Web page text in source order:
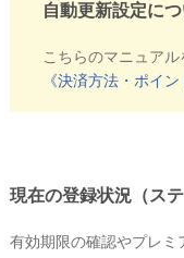
自動更新設定に
こちらのマニュアル
《決済方法・ポイ
現在の登録状況（ス
有効期限の確認やプレミ